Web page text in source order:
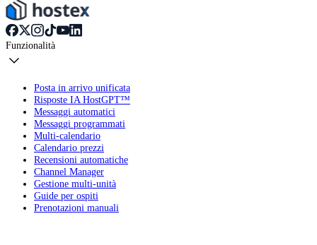
Funzionalità
Posta in arrivo unificata
Risposte IA HostGPT™
Messaggi automatici
Messaggi programmati
Multi-calendario
Calendario prezzi
Recensioni automatiche
Channel Manager
Gestione multi-unità
Guide per ospiti
Prenotazioni manuali